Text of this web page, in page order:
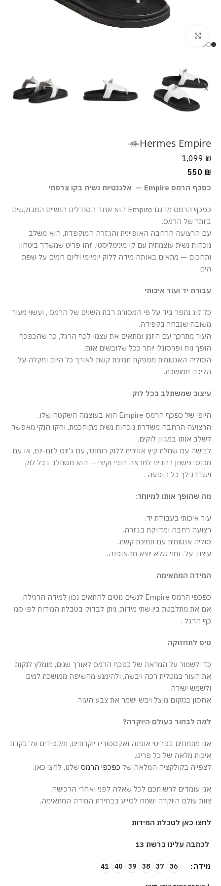
Hermes Empire
1,099₪
550 ₪
כפכף הרמס Empire — אלגנטיות נשית בקו צרפתי
כפכף הרמס מדגם Empire הוא אחד הסנדלים הנשיים המבוקשים
ביותר של הרמס.
עם הרצועה הרחבה האופיינית והגזרה המוקפדת, הוא משלב
נוכחות נשית עוצמתית עם קו מינימליסטי. זהו פריט שמשדר ביטחון
ותחכום — מתאים באותה מידה ללוק יומיומי וליום חמים על שפת
הים.
עבודת יד ועור איכותי
כל זוג נתפר ביד על פי המסורת רבת השנים של הרמס , ועשוי מעור
משובח שנבחר בקפידה.
העור מתרכך עם הזמן ומתאים את עצמו לכף הרגל, כך שהכפכף
הופך נוח ופרסונלי יותר ככל שלובשים אותו.
הסוליה האנטומית מספקת תמיכת קשת לאורך כל היום ומקלה על
הליכה ממושכת.
עיצוב שמשתלב בכל לוק
היופי של כפכף הרמס Empire הוא בעוצמה השקטה שלו.
הרצועה הרחבה משדרת נוכחות נשית מתוחכמת, והקו הנקי מאפשר
לשלב אותו במגוון לוקים.
לבישה עם שמלת קיץ אווירית ללוק רומנטי, עם ג’ינס ליום-יום, או עם
מכנסי פשתן רחבים למראה חופי וקיצי — הוא משתלב בכל לוק
וישדרג לך כל הופעה .
מה שהופך אותו למיוחד:
עור איכותי בעבודת יד.
רצועה רחבה ומדויקת בגזרה.
סוליה אנטומית עם תמיכת קשת.
עיצוב על-זמני שלא יוצא מהאופנה.
המידה המתאימה
כפכפי הרמס Empire לנשים נוטים להתאים נכון למידה הרגילה.
אם את מתלבטת בין שתי מידות, ניתן לבדוק בטבלת המידות לפי סמ
כף הרגל .
טיפ לתחזוקה
כדי לשמור על המראה של כפכף הרמס לאורך שנים, מומלץ לנקות
את העור במטלית רכה ויבשה, ולהימנע מחשיפה ממושכת למים
ולשמש ישירה.
אחסון במקום מוצל ויבש ישמר את צבע העור.
למה לבחור בעולם היוקרה?
אנו מתמחים בפריטי אופנה ואקססוריז יוקרתיים, ומקפידים על בקרת
איכות מלאה של כל פריט.
לצפייה בקולקציה המלאה של כפכפי הרמס שלנו, לחצי כאן.
אנו עומדים לרשותכם לכל שאלה לפני ואחרי הרכישה.
צוות עולם היוקרה ישמח לסייע בבחירת המידה המתאימה.
לחצו כאן לטבלת המידות
לכתבה עלינו ברשת 13
מידה 36
37
38
39
40
41